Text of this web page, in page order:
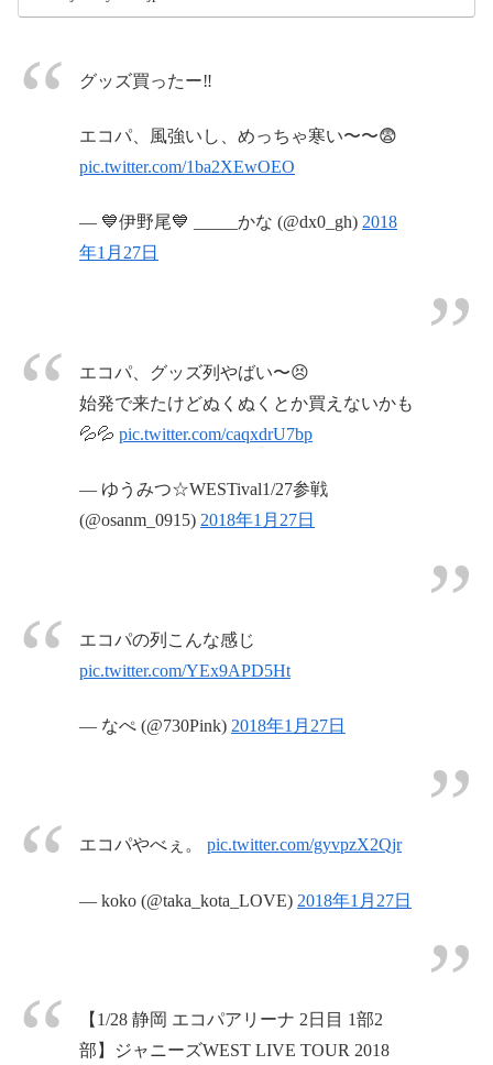
グッズ買ったー‼︎
エコパ、風強いし、めっちゃ寒い〜〜😨
pic.twitter.com/1ba2XEwOEO
— 💙伊野尾💙 _____かな (@dx0_gh) 2018
年1月27日
エコパ、グッズ列やばい〜😣
始発で来たけどぬくぬくとか買えないかも
💦💦 pic.twitter.com/caqxdrU7bp
— ゆうみつ☆WESTival1/27参戦
(@osanm_0915) 2018年1月27日
エコパの列こんな感じ
pic.twitter.com/YEx9APD5Ht
— なぺ (@730Pink) 2018年1月27日
エコパやべぇ。 pic.twitter.com/gyvpzX2Qjr
— koko (@taka_kota_LOVE) 2018年1月27日
【1/28 静岡 エコパアリーナ 2日目 1部2
部】ジャニーズWEST LIVE TOUR 2018